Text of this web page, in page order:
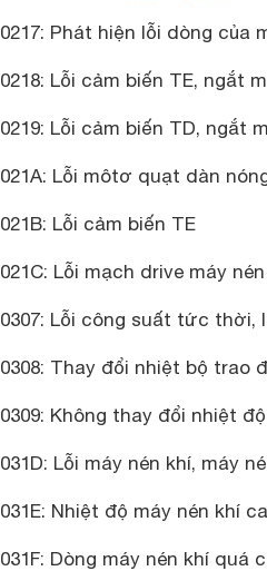
0217: Phát hiện lỗi dòng của
0218: Lỗi cảm biến TE, ngắt
0219: Lỗi cảm biến TD, ngắt
021A: Lỗi môtơ quạt dàn
021B: Lỗi cảm biến TE
021C: Lỗi mạch drive máy
0307: Lỗi công suất tức thời,
0308: Thay đổi nhiệt bộ trao
0309: Không thay đổi nhiệt
031D: Lỗi máy nén khí, máy
031E: Nhiệt độ máy nén khí
031F: Dòng máy nén khí quá